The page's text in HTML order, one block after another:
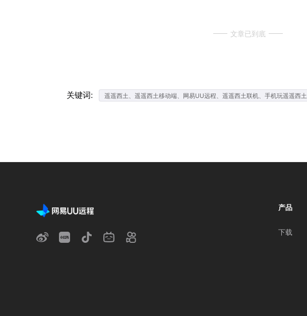
文章已到底
关键词: 遥遥西土、遥遥西土移动端、网易UU远程、遥遥西土联机、手机玩遥遥西土
产品
下载